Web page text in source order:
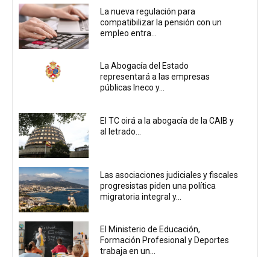
La nueva regulación para
compatibilizar la pensión con un
empleo entra...
La Abogacía del Estado
representará a las empresas
públicas Ineco y...
El TC oirá a la abogacía de la CAIB y
al letrado...
Las asociaciones judiciales y fiscales
progresistas piden una política
migratoria integral y...
El Ministerio de Educación,
Formación Profesional y Deportes
trabaja en un...